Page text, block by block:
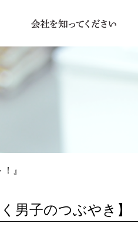
』
く男子のつぶやき】